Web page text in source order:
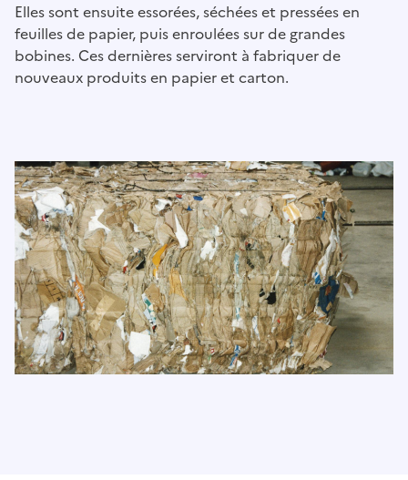
Elles sont ensuite essorées, séchées et pressées en
feuilles de papier, puis enroulées sur de grandes
bobines. Ces dernières serviront à fabriquer de
nouveaux produits en papier et carton.